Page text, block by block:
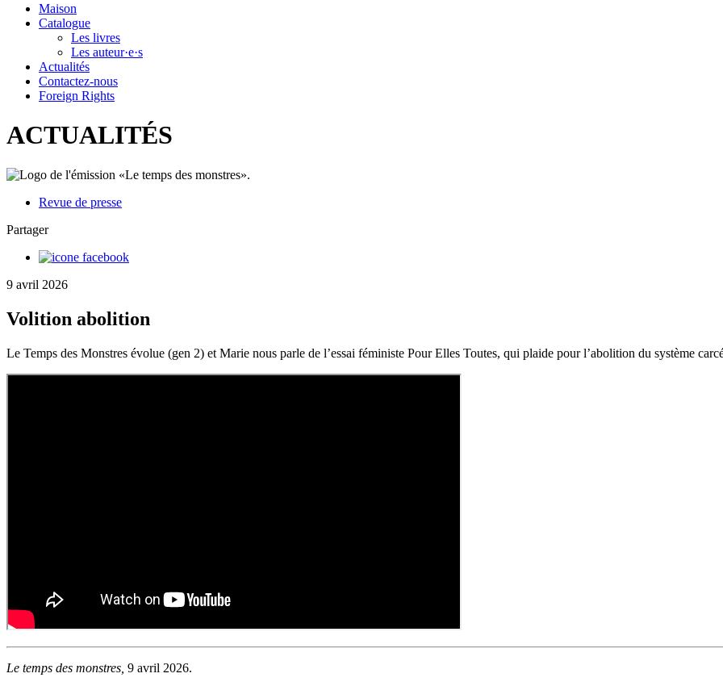
Maison
Catalogue
Les livres
Les auteur·e·s
Actualités
Contactez-nous
Foreign Rights
ACTUALITÉS
Revue de presse
Partager
9 avril 2026
Volition abolition
Le Temps des Monstres évolue (gen 2) et Marie nous parle de l’essai féministe Pour Elles Toutes, qui plaide pour l’abolition du système
Le temps des monstres, 9 avril 2026.